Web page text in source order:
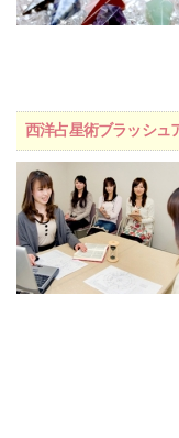
西洋占星術ブラッシュ